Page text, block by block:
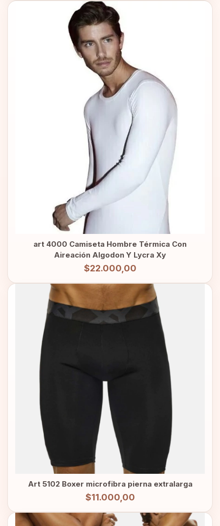
art 4000 Camiseta Hombre Térmica Con
Aireación Algodon Y Lycra Xy
$22.000,00
Art 5102 Boxer microfibra pierna extralarga
$11.000,00